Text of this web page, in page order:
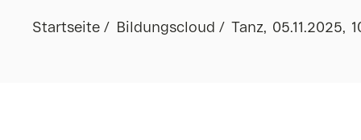
Startseite Bildungscloud Tanz, 05.11.2025,